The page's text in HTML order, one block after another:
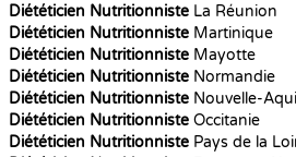
Diététicien Nutritionniste La Réunion
Diététicien Nutritionniste Martinique
Diététicien Nutritionniste Mayotte
Diététicien Nutritionniste Normandie
Diététicien Nutritionniste Nouvelle-
Diététicien Nutritionniste Occitanie
Diététicien Nutritionniste Pays de la